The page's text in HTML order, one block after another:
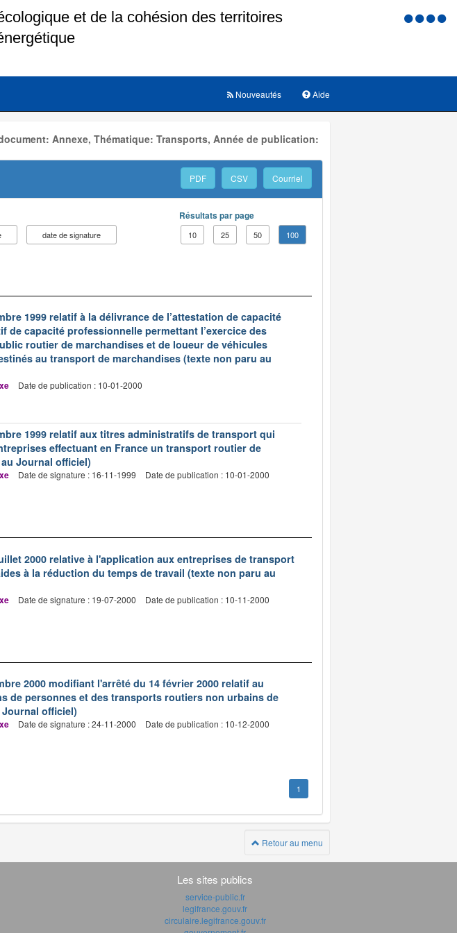
Menu
Aide
Nouveautés
Annexe, Thématique: Transports, Année de publication:
PDF CSV Courriel
date de signature
Résultats par page
10 25 50 100
1999 relatif à la délivrance de l’attestation de capacité
de capacité professionnelle permettant l’exercice des
routier de marchandises et de loueur de véhicules
au transport de marchandises (texte non paru au
Date de publication : 10-01-2000
1999 relatif aux titres administratifs de transport qui
effectuant en France un transport routier de
Journal officiel)
Date de signature : 16-11-1999 Date de publication : 10-01-2000
2000 relative à l'application aux entreprises de transport
à la réduction du temps de travail (texte non paru au
Date de signature : 19-07-2000 Date de publication : 10-11-2000
2000 modifiant l'arrêté du 14 février 2000 relatif au
de personnes et des transports routiers non urbains de
officiel)
Date de signature : 24-11-2000 Date de publication : 10-12-2000
1
Retour au menu
Les sites publics
service-public.fr
legifrance.gouv.fr
circulaire.legifrance.gouv.fr